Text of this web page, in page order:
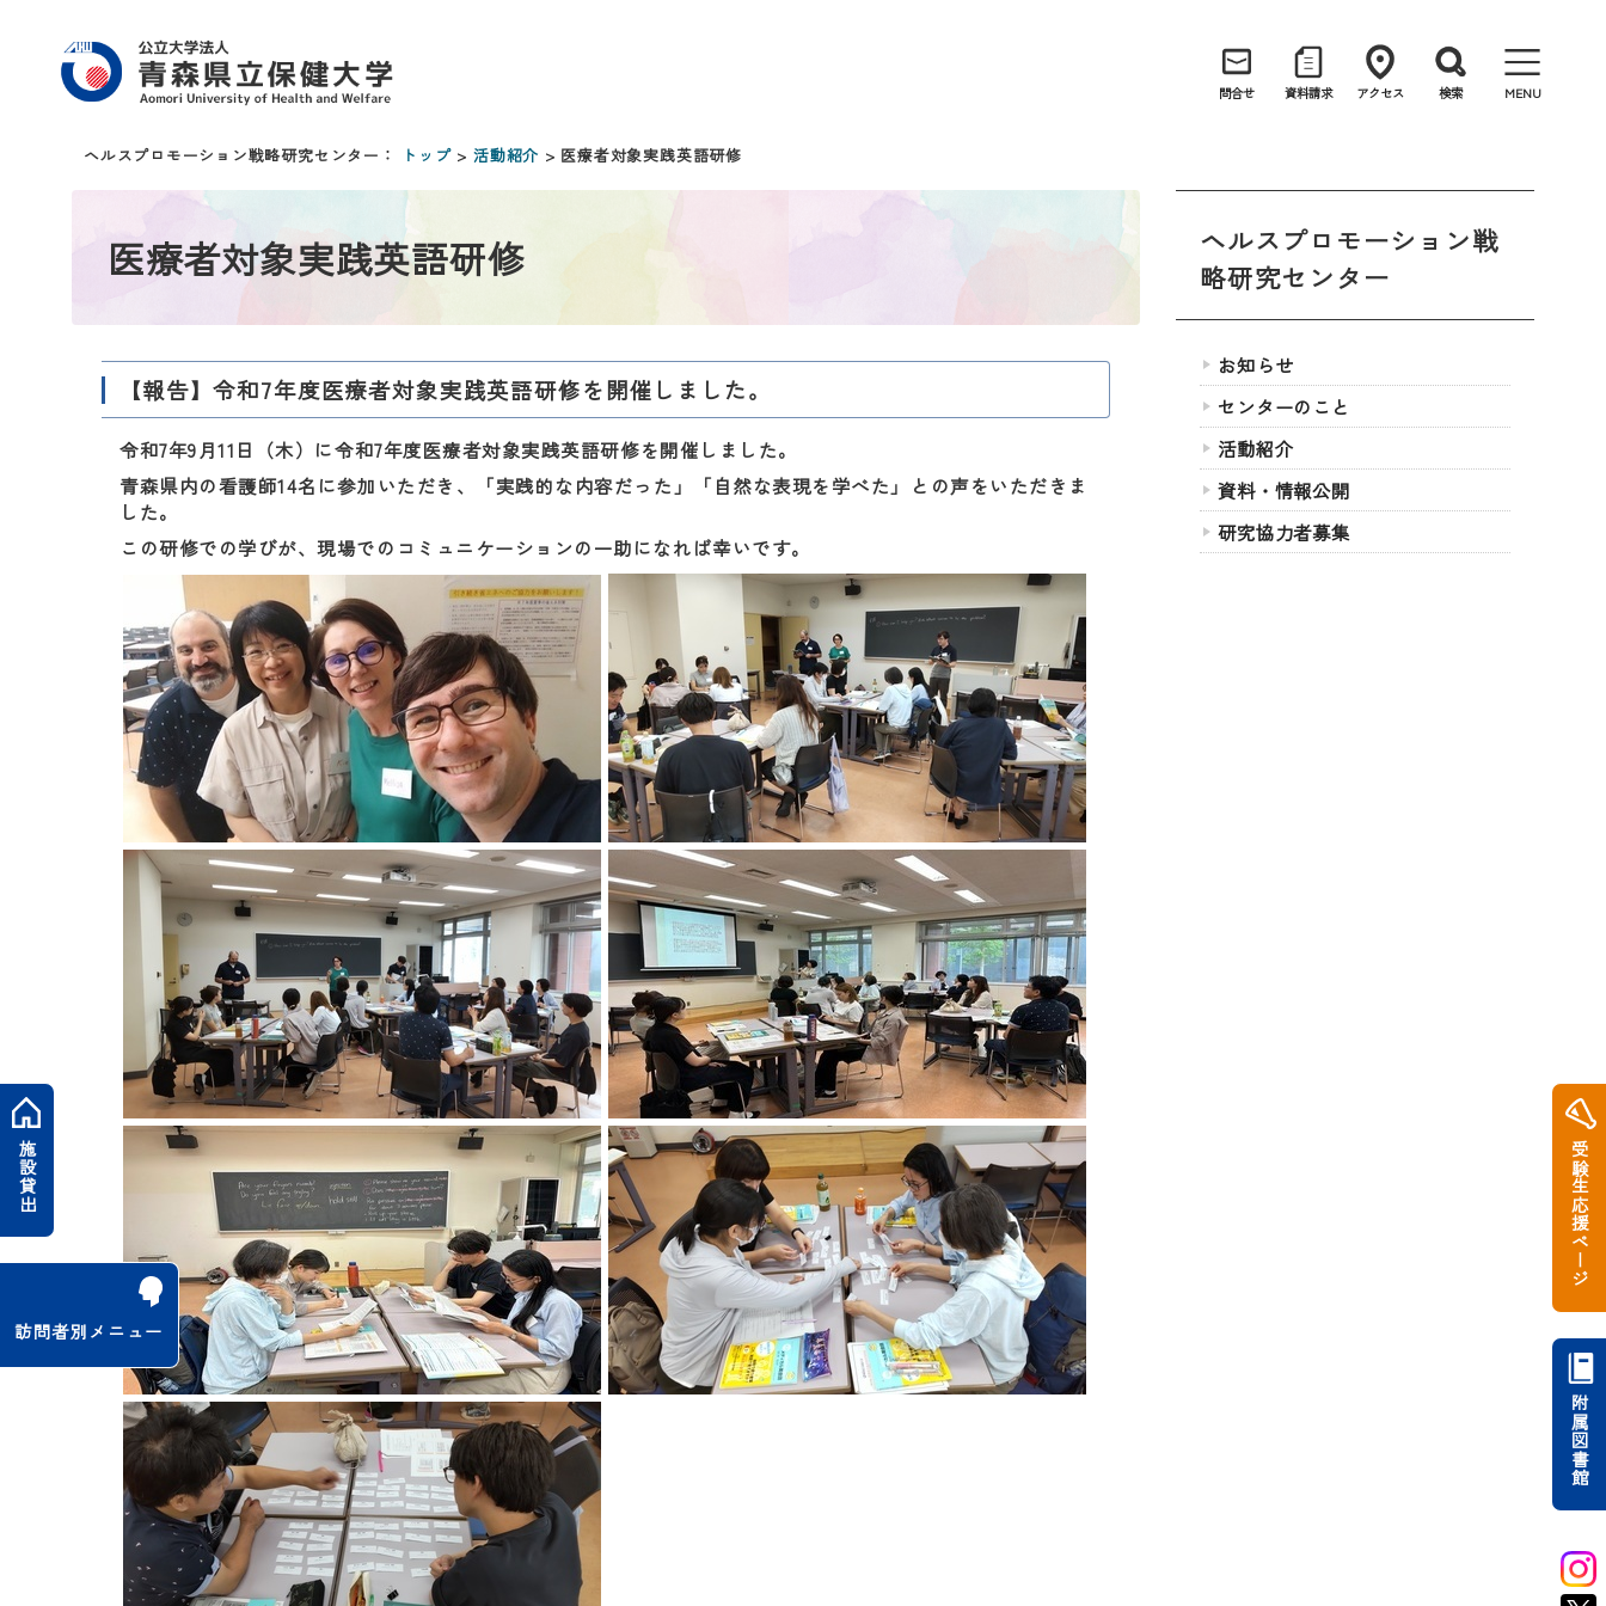
問合せ 資料請求 アクセス 検索 MENU
ヘルスプロモーション戦略研究センター： トップ> 活動紹介 > 医療者対象実践英語研修
医療者対象実践英語研修
【報告】令和7年度医療者対象実践英語研修を開催しました。
令和7年9月11日（木）に令和7年度医療者対象実践英語研修を開催しました。
青森県内の看護師14名に参加いただき、「実践的な内容だった」「自然な表現を学べた」との声をいただきま
した。
この研修での学びが、現場でのコミュニケーションの一助になれば幸いです。
ヘルスプロモーション戦
略研究センター
お知らせ
センターのこと
活動紹介
資料・情報公開
研究協力者募集
受験生応援ページ
附属図書館
施設貸出
訪問者別メニュー